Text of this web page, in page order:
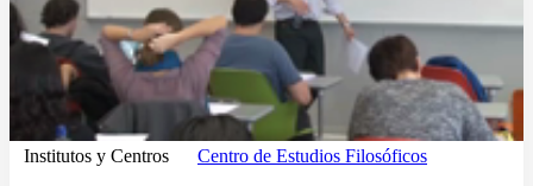
Institutos y Centros Centro de Estudios Filosóficos